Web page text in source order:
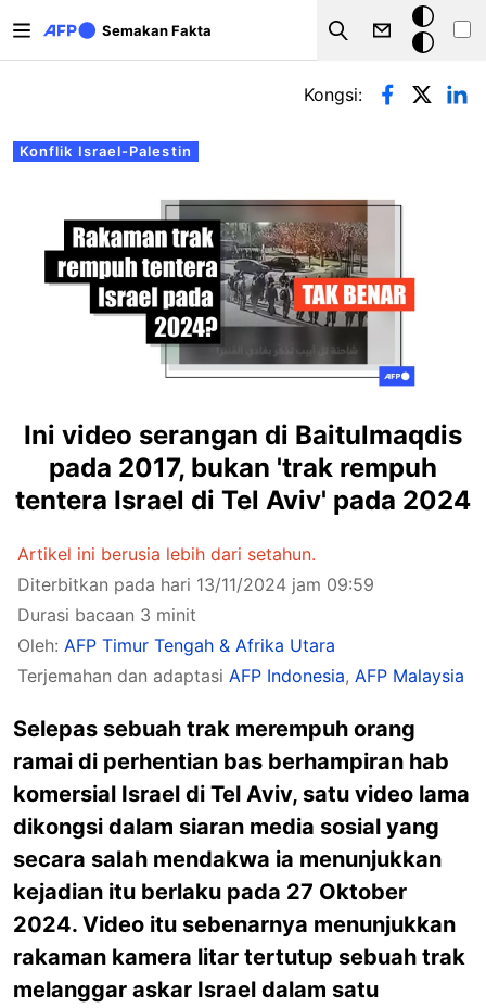
Semakan Fakta
Search
Mod
gelap
Tab-tab utama
Konflik Israel-Palestin
Kongsi:
Ini video serangan di Baitulmaqdis
pada 2017, bukan 'trak rempuh
tentera Israel di Tel Aviv' pada 2024
Artikel ini berusia lebih dari setahun.
Diterbitkan pada hari 13/11/2024 jam 09:59
Durasi bacaan 3 minit
Oleh: AFP Timur Tengah & Afrika Utara
Terjemahan dan adaptasi AFP Indonesia, AFP Malaysia
Selepas sebuah trak merempuh orang
ramai di perhentian bas berhampiran hab
komersial Israel di Tel Aviv, satu video lama
dikongsi dalam siaran media sosial yang
secara salah mendakwa ia menunjukkan
kejadian itu berlaku pada 27 Oktober
2024. Video itu sebenarnya menunjukkan
rakaman kamera litar tertutup sebuah trak
melanggar askar Israel dalam satu